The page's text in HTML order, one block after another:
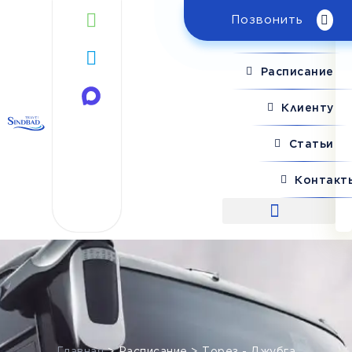
Позвонить
Расписание
Клиенту
Статьи